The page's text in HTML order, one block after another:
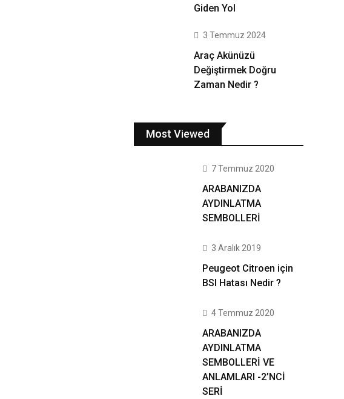
Giden Yol
3 Temmuz 2024
Araç Akünüzü
Değiştirmek Doğru
Zaman Nedir ?
Most Viewed
7 Temmuz 2020
ARABANIZDA
AYDINLATMA
SEMBOLLERİ
3 Aralık 2019
Peugeot Citroen için
BSI Hatası Nedir ?
4 Temmuz 2020
ARABANIZDA
AYDINLATMA
SEMBOLLERİ VE
ANLAMLARI -2’NCİ
SERİ